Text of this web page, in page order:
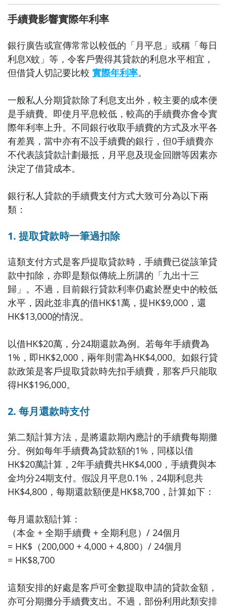
手續費影響實際年利率
銀行廣告或宣傳常常以較低的「月平息」或稱「每日
利息X蚊」等，令客戶覺得其貸款的利息水平相宜，
但借貸人切記要比較 實際年利率。
一般私人分期貸款除了利息支出外，較主要的成本便
是手續費。即使月平息較低，較高的手續費亦會令實
際年利率上升。不同銀行收取手續費的方式及水平各
有差異，當中亦有不設手續費的銀行，但0手續費亦
不代表該貸款計劃最抵，月平息及現金回贈等因素亦
決定了借貸成本。
銀行私人貸款的手續費支付方式大致可分為以下兩
類：
1. 提取貸款時一筆過扣除
這類支付方式是客戶提取貸款時，手續費已從該筆貸
款中扣除，亦即是類似傳統上所講的「九出十三
歸」。不過，目前銀行貸款利率仍處於歷史中的較低
水平，因此並非真的借HK$1萬，提HK$9,000，還
HK$13,000的情況。
以借HK$20萬，分24期還款為例。若每年手續費為
1%，即HK$2,000，兩年則需為HK$4,000。如銀行貸
款政策是客戶提取貸款時先扣手續費，那客戶只能取
得HK$196,000。
2. 每月還款時支付
第二類計算方法，是將還款期內應計的手續費每期攤
分。例如每年手續費為貸款額的1%，同樣以借
HK$20萬計算，2年手續費共HK$4,000，手續費與本
金均分24期支付。假設月平息0.1%，24期利息共
HK$4,800，每期還款額便是HK$8,700，計算如下：
每月還款額計算：
（本金 + 全期手續費 + 全期利息）/ 24個月
= HK$（200,000 + 4,000 + 4,800）/ 24個月
= HK$8,700
這類安排的好處是客戶可全數提取申請的貸款金額，
亦可分期攤分手續費支出。不過，部份利用此類安排